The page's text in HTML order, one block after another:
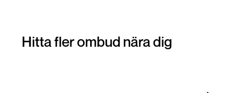
Hitta fler ombud nära dig